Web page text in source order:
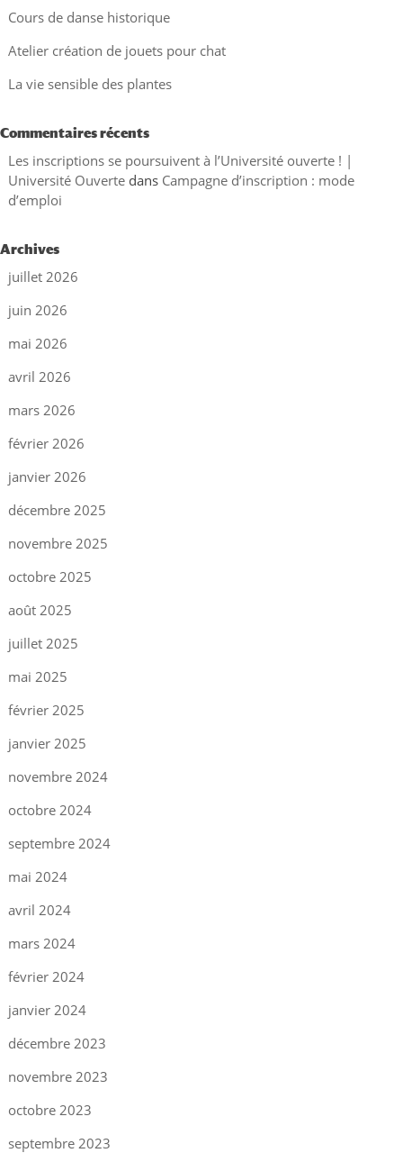
Cours de danse historique
Atelier création de jouets pour chat
La vie sensible des plantes
Commentaires récents
Les inscriptions se poursuivent à l’Université ouverte ! |
Université Ouvertedans Campagne d’inscription : mode
d’emploi
Archives
juillet 2026
juin 2026
mai 2026
avril 2026
mars 2026
février 2026
janvier 2026
décembre 2025
novembre 2025
octobre 2025
août 2025
juillet 2025
mai 2025
février 2025
janvier 2025
novembre 2024
octobre 2024
septembre 2024
mai 2024
avril 2024
mars 2024
février 2024
janvier 2024
décembre 2023
novembre 2023
octobre 2023
septembre 2023